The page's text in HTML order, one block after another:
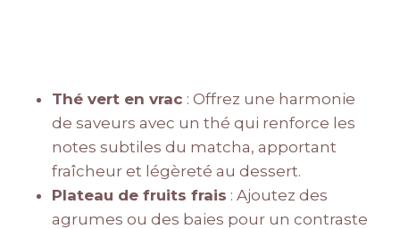
Thé vert en vrac : Offrez une harmonie
de saveurs avec un thé qui renforce les
notes subtiles du matcha, apportant
fraîcheur et légèreté au dessert.
Plateau de fruits frais : Ajoutez des
agrumes ou des baies pour un contraste